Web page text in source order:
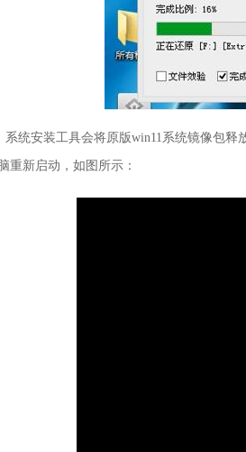
系统安装工具会将原版win11系统镜像包
重新启动，如图所示：